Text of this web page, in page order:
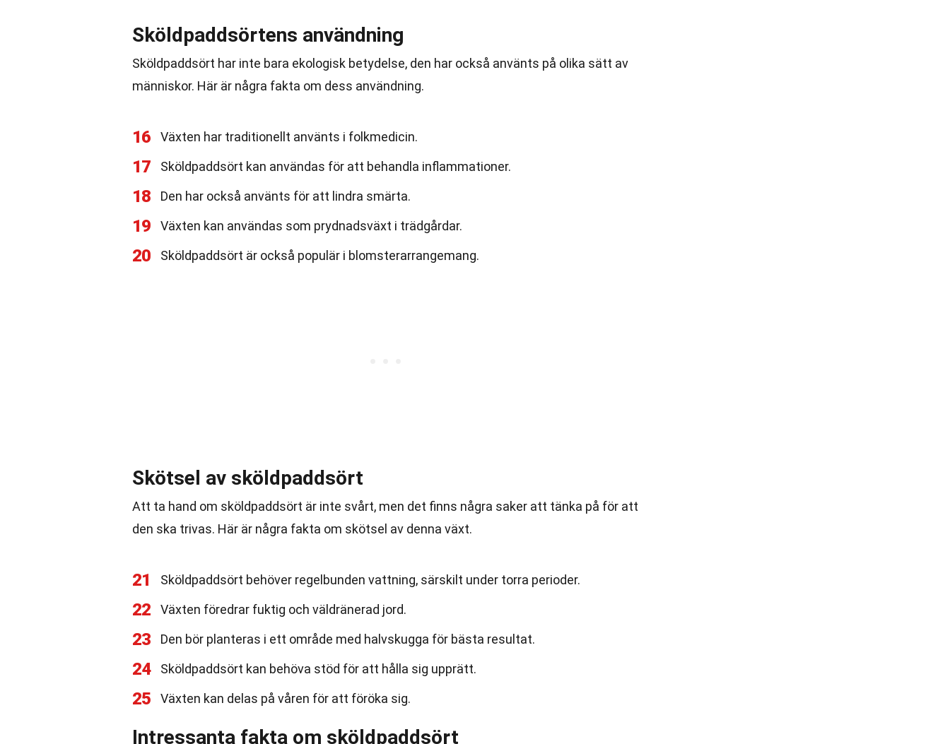
Sköldpaddsörtens användning
Sköldpaddsört har inte bara ekologisk betydelse, den har också använts på olika sätt av
människor. Här är några fakta om dess användning.
16 Växten har traditionellt använts i folkmedicin.
17 Sköldpaddsört kan användas för att behandla inflammationer.
18 Den har också använts för att lindra smärta.
19 Växten kan användas som prydnadsväxt i trädgårdar.
20 Sköldpaddsört är också populär i blomsterarrangemang.
Skötsel av sköldpaddsört
Att ta hand om sköldpaddsört är inte svårt, men det finns några saker att tänka på för att
den ska trivas. Här är några fakta om skötsel av denna växt.
21 Sköldpaddsört behöver regelbunden vattning, särskilt under torra perioder.
22 Växten föredrar fuktig och väldränerad jord.
23 Den bör planteras i ett område med halvskugga för bästa resultat.
24 Sköldpaddsört kan behöva stöd för att hålla sig upprätt.
25 Växten kan delas på våren för att föröka sig.
Intressanta fakta om sköldpaddsört